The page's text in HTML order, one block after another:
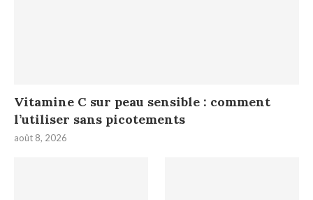
Vitamine C sur peau sensible : comment
l’utiliser sans picotements
août 8, 2026